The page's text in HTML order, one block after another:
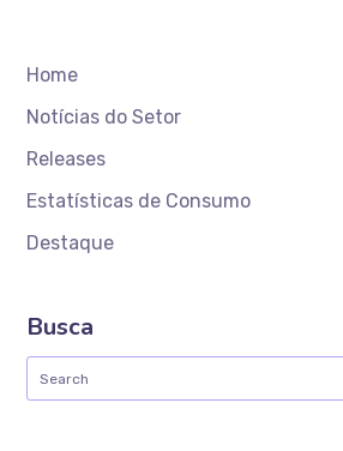
Home
Notícias do Setor
Releases
Estatísticas de Consumo
Destaque
Busca